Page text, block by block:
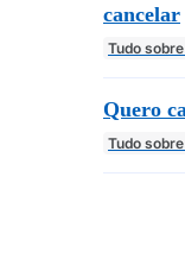
cancelar
Tudo
Quero
Tudo